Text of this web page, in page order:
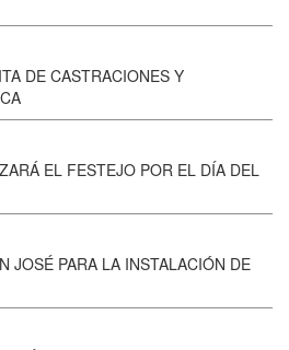
DE CASTRACIONES Y
EL FESTEJO POR EL DÍA DEL
JOSÉ PARA LA INSTALACIÓN DE